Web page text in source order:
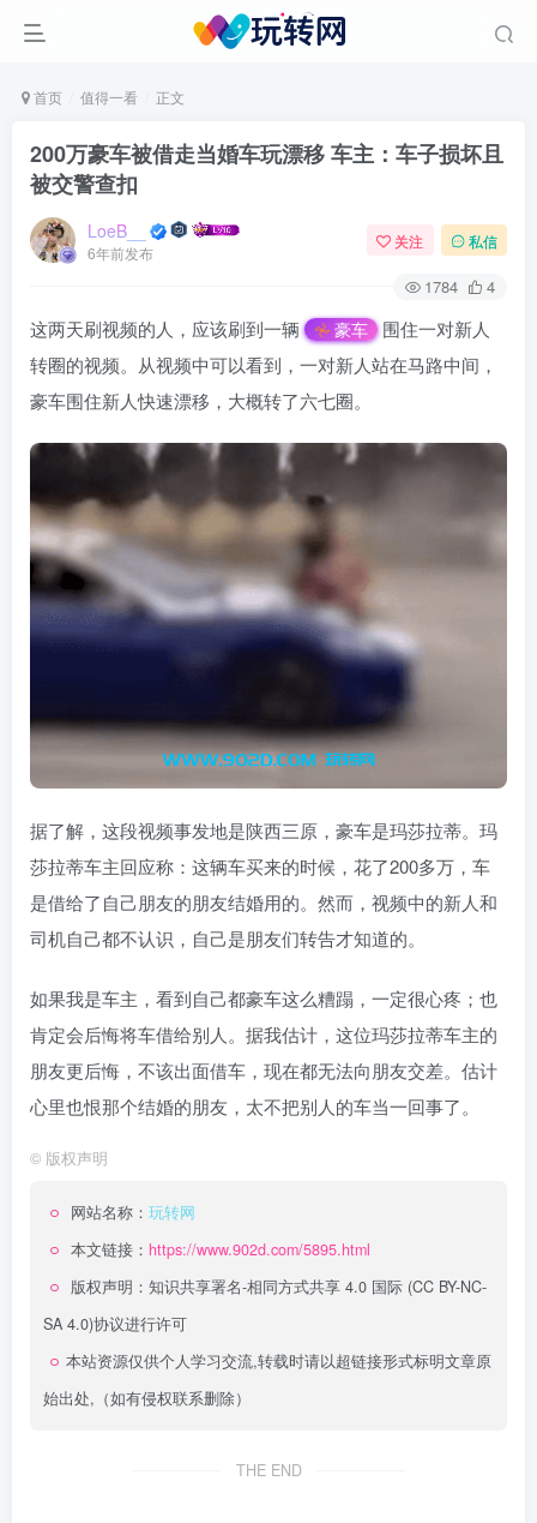
首页 值得一看 正文
200万豪车被借走当婚车玩漂移 车主：车子损坏且
被交警查扣
LoeB__
6年前发布
关注 私信
1784 4
这两天刷视频的人，应该刷到一辆 豪车
围住一对新人
转圈的视频。从视频中可以看到，一对新人站在马路中间，
豪车围住新人快速漂移，大概转了六七圈。
据了解，这段视频事发地是陕西三原，豪车是玛莎拉蒂。玛
莎拉蒂车主回应称：这辆车买来的时候，花了200多万，车
是借给了自己朋友的朋友结婚用的。然而，视频中的新人和
司机自己都不认识，自己是朋友们转告才知道的。
如果我是车主，看到自己都豪车这么糟蹋，一定很心疼；也
肯定会后悔将车借给别人。据我估计，这位玛莎拉蒂车主的
朋友更后悔，不该出面借车，现在都无法向朋友交差。估计
心里也恨那个结婚的朋友，太不把别人的车当一回事了。
© 版权声明
网站名称： 玩转网
本文链接： https://www.902d.com/5895.html
版权声明： 知识共享署名-相同方式共享 4.0 国际 (CC BY-NC-
SA 4.0)协议进行许可
本站资源仅供个人学习交流,转载时请以超链接形式标明文章原
始出处,（如有侵权联系删除）
THE END